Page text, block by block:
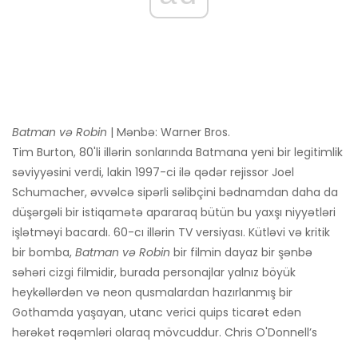
Batman və Robin | Mənbə: Warner Bros.
Tim Burton, 80'li illərin sonlarında Batmana yeni bir legitimlik
səviyyəsini verdi, lakin 1997-ci ilə qədər rejissor Joel
Schumacher, əvvəlcə sipərli səlibçini bədnamdan daha da
düşərgəli bir istiqamətə apararaq bütün bu yaxşı niyyətləri
işlətməyi bacardı. 60-cı illərin TV versiyası. Kütləvi və kritik
bir bomba, Batman və Robin bir filmin dayaz bir şənbə
səhəri cizgi filmidir, burada personajlar yalnız böyük
heykəllərdən və neon qusmalardan hazırlanmış bir
Gothamda yaşayan, utanc verici quips ticarət edən
hərəkət rəqəmləri olaraq mövcuddur. Chris O'Donnell’s